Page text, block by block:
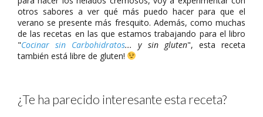
otros sabores a ver qué más puedo hacer para que el
verano se presente más fresquito. Además, como muchas
de las recetas en las que estamos trabajando para el libro
"Cocinar sin Carbohidratos... y sin gluten", esta receta
también está libre de gluten!
¿Te ha parecido interesante esta receta?